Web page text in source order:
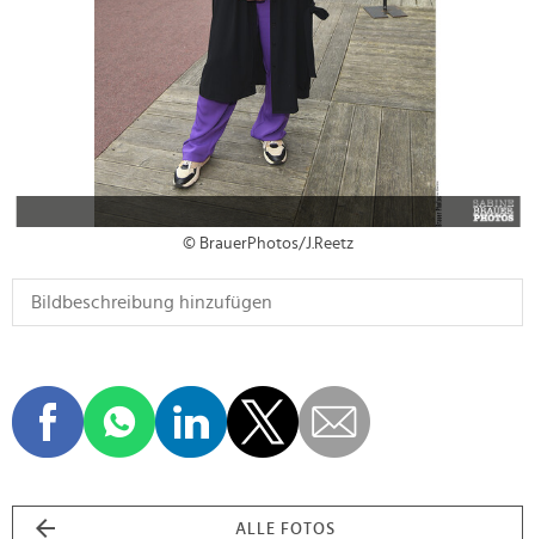
© BrauerPhotos/J.Reetz
ALLE FOTOS